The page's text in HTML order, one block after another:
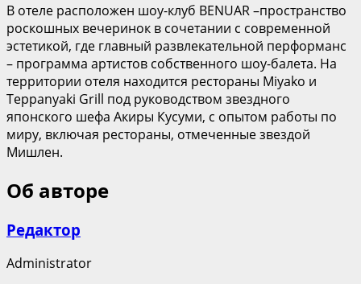
В отеле расположен шоу-клуб BENUAR –пространство
роскошных вечеринок в сочетании с современной
эстетикой, где главный развлекательной перформанс
– программа артистов собственного шоу-балета. На
территории отеля находится рестораны Miyako и
Teppanyaki Grill под руководством звездного
японского шефа Акиры Кусуми, с опытом работы по
миру, включая рестораны, отмеченные звездой
Мишлен.
Об авторе
Редактор
Administrator